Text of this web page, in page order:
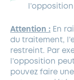
Attention : En
du traitement,
restreint. Par
l’opposition
pouvez faire
En